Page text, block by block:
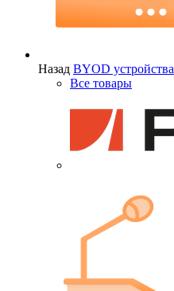
Назад BYOD устройства
Все товары